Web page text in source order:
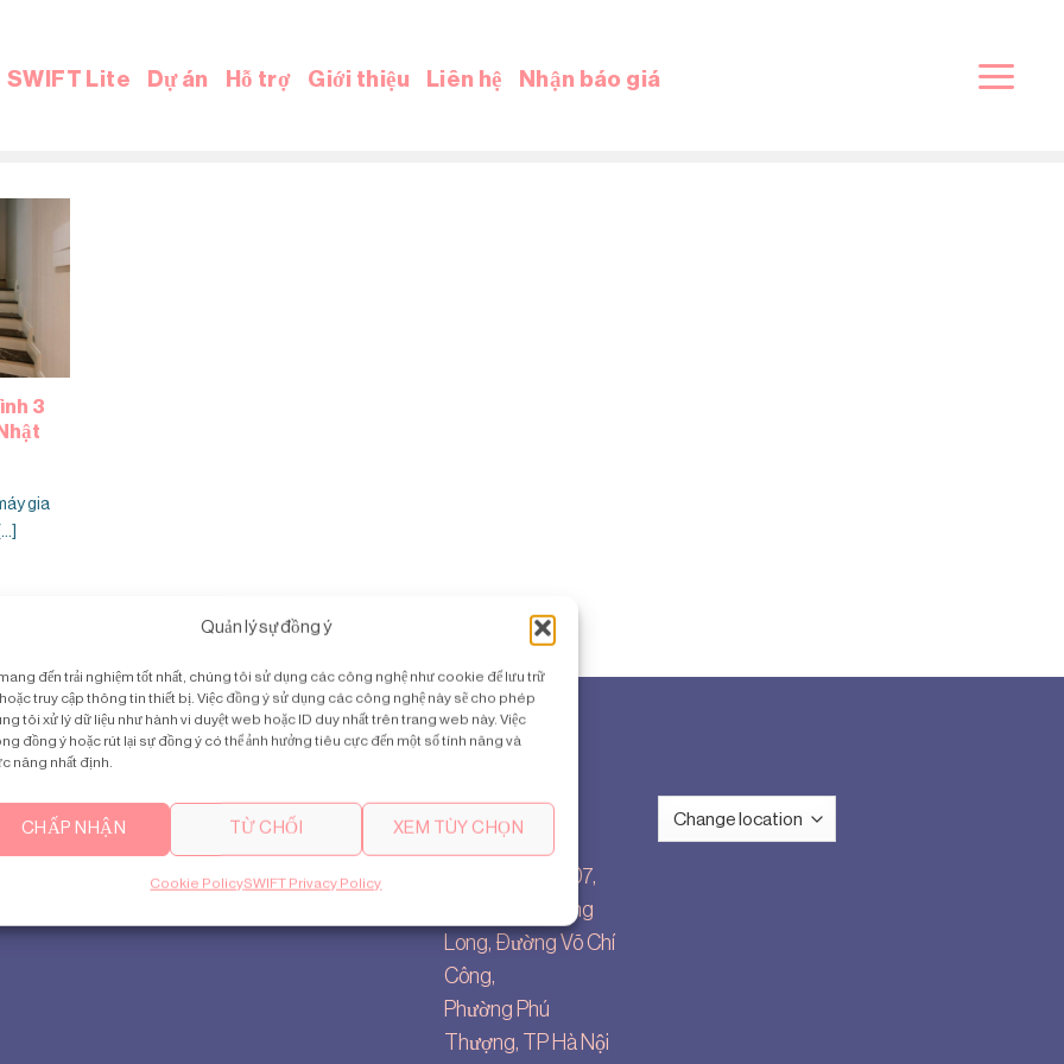
Quản lý sự đồng ý
đến trải nghiệm tốt nhất, chúng tôi sử dụng các công nghệ như cookie để lưu trữ
truy cập thông tin thiết bị. Việc đồng ý sử dụng các công nghệ này sẽ cho phép
tôi xử lý dữ liệu như hành vi duyệt web hoặc ID duy nhất trên trang web này. Việc
đồng ý hoặc rút lại sự đồng ý có thể ảnh hưởng tiêu cực đến một số tính năng và
năng nhất định.
CHẤP NHẬN TỪ CHỐI XEM TÙY CHỌN
Cookie PolicySWIFT Privacy Policy
SWIFT Lite Dự án Hỗ trợ Giới thiệu Liên hệ Nhận báo giá
3
gia
web
vietnam@swiftlifts.com
Toà nhà Udic
Westlake -
Shophouse số 07,
KĐT Nam Thăng
Long, Đường Võ Chí
Công,
Phường Phú
Thượng, TP Hà Nội